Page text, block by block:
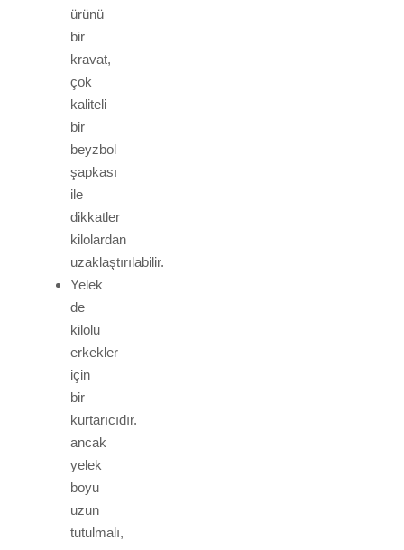
ürünü
bir
kravat,
çok
kaliteli
bir
beyzbol
şapkası
ile
dikkatler
kilolardan
uzaklaştırılabilir.
Yelek
de
kilolu
erkekler
için
bir
kurtarıcıdır.
ancak
yelek
boyu
uzun
tutulmalı,